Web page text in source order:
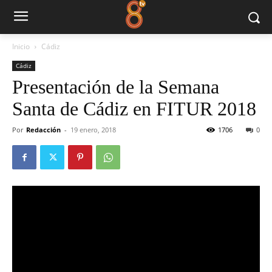
Inicio Cádiz
Cádiz
Presentación de la Semana
Santa de Cádiz en FITUR 2018
Por Redacción - 19 enero, 2018 0
1706